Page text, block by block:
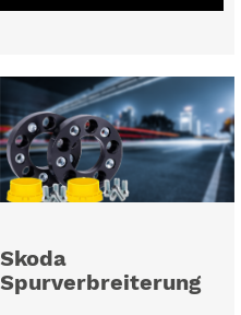
Skoda
Spurverbreiterung